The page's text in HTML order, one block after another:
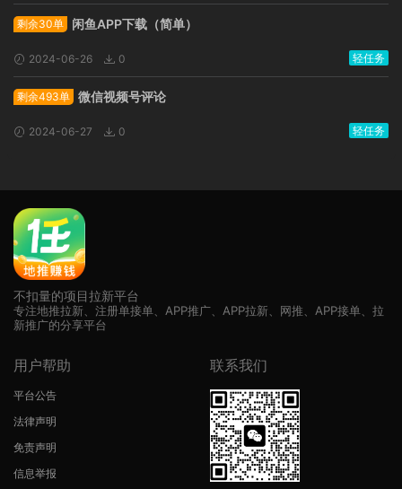
剩余30单 闲鱼APP下载（简单）
2024-06-26 0 轻任务
剩余493单 微信视频号评论
2024-06-27 0 轻任务
不扣量的项目拉新平台
专注地推拉新、注册单接单、APP推广、APP拉新、网推、APP接单、拉
新推广的分享平台
用户帮助
平台公告
法律声明
免责声明
信息举报
联系我们